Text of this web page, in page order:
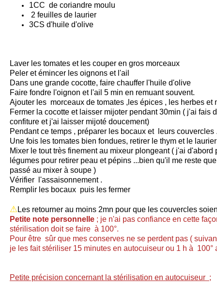
1CC de coriandre moulu
2 feuilles de laurier
3CS d'huile d'olive
Laver les tomates et les couper en gros morceaux
Peler et émincer les oignons et l'ail
Dans une grande cocotte, faire chauffer l'huile d'olive
Faire fondre l'oignon et l'ail 5 min en remuant souvent.
Ajouter les morceaux de tomates ,les épices , les herbes et
Fermer la cocotte et laisser mijoter pendant 30min ( j'ai fais
confiture et j'ai laisser mijoté doucement)
Pendant ce temps , préparer les bocaux et leurs couvercles
Une fois les tomates bien fondues, retirer le thym et le laurier
Mixer le tout très finement au mixeur plongeant ( j'ai d'abord
légumes pour retirer peau et pépins ...bien qu'il me reste
passé au mixer à soupe )
Vérifier l'assaisonnement .
Remplir les bocaux puis les fermer
⚠ Les retourner au moins 2mn pour que les couvercles
Petite note personnelle ; je n'ai pas confiance en cette
stérilisation doit se faire à 100°.
Pour être sûr que mes conserves ne se perdent pas (
je les fait stériliser 15 minutes en autocuiseur ou 1 h à
Petite précision concernant la stérilisation en autocuiseur ;